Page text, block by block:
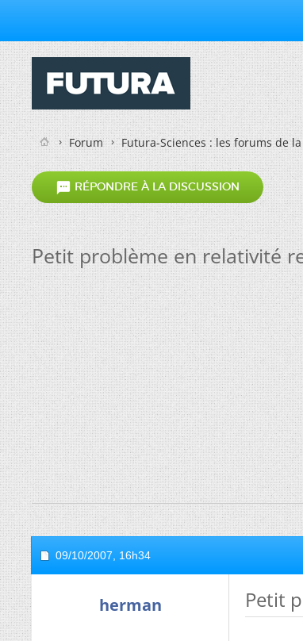
Forum Futura-Sciences : les forums de
 RÉPONDRE À LA DISCUSSION
Petit problème en relativité
09/10/2007, 16h34
herman Petit